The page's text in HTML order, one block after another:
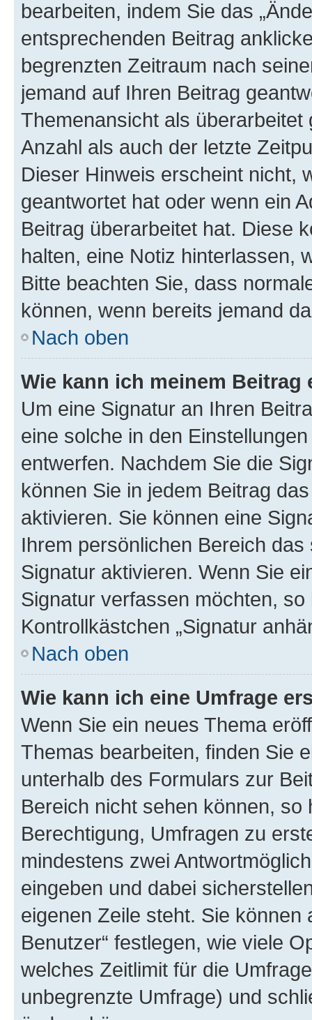
bearbeiten, indem Sie das
entsprechenden Beitrag
begrenzten Zeitraum nach
jemand auf Ihren Beitrag
Themenansicht als
Anzahl als auch der letzte
Dieser Hinweis erscheint nicht,
geantwortet hat oder wenn ein
Beitrag überarbeitet hat. Diese
halten, eine Notiz hinterlassen,
Bitte beachten Sie, dass
können, wenn bereits jemand
Nach oben
Wie kann ich meinem
Um eine Signatur an Ihren
eine solche in den
entwerfen. Nachdem Sie die
können Sie in jedem Beitrag
aktivieren. Sie können eine
Ihrem persönlichen Bereich
Signatur aktivieren. Wenn Sie
Signatur verfassen möchten,
Kontrollkästchen „Signatur
Nach oben
Wie kann ich eine Umfrage
Wenn Sie ein neues Thema
Themas bearbeiten, finden Sie
unterhalb des Formulars zur
Bereich nicht sehen können,
Berechtigung, Umfragen zu
mindestens zwei
eingeben und dabei
eigenen Zeile steht. Sie können
Benutzer“ festlegen, wie viele
welches Zeitlimit für die
unbegrenzte Umfrage) und